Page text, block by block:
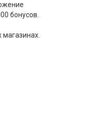
бонусов.